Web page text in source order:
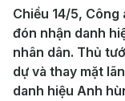
Chiều 14/5,
đón nhận danh
nhân dân. Thủ
dự và thay mặt
danh hiệu Anh